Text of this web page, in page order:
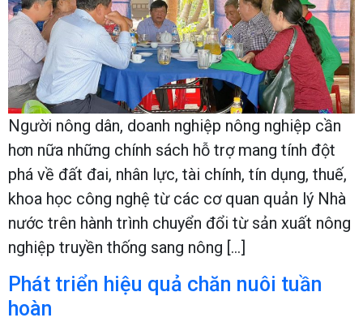
Người nông dân, doanh nghiệp nông nghiệp cần
hơn nữa những chính sách hỗ trợ mang tính đột
phá về đất đai, nhân lực, tài chính, tín dụng, thuế,
khoa học công nghệ từ các cơ quan quản lý Nhà
nước trên hành trình chuyển đổi từ sản xuất nông
nghiệp truyền thống sang nông […]
Phát triển hiệu quả chăn nuôi tuần
hoàn